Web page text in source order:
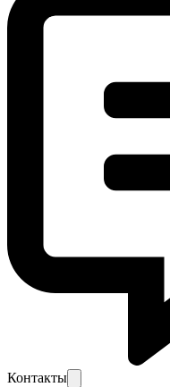
Контакты